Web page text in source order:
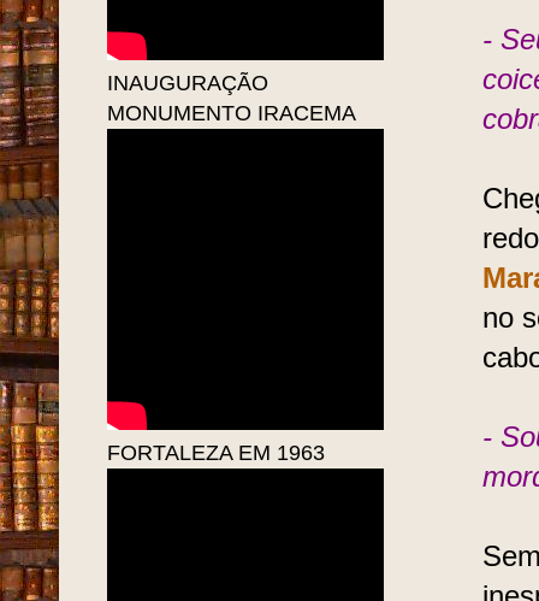
-
no
-
INAUGURAÇÃO
MONUMENTO IRACEMA
FORTALEZA EM 1963